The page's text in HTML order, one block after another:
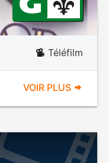
Téléfilm
VOIR PLUS